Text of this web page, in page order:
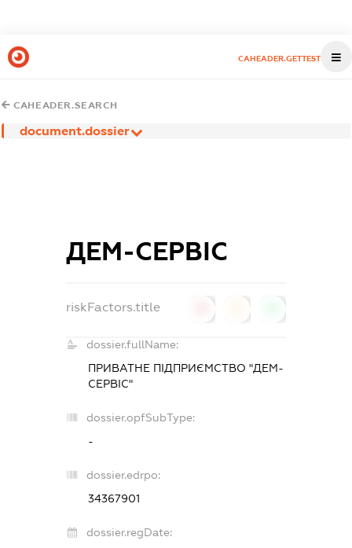
CAHEADER.GETTEST
CAHEADER.SEARCH
document.dossier
ДЕМ-СЕРВІС
riskFactors.title
dossier.fullName:
ПРИВАТНЕ ПІДПРИЄМСТВО "ДЕМ-
СЕРВІС"
dossier.opfSubType:
-
dossier.edrpo:
34367901
dossier.regDate: